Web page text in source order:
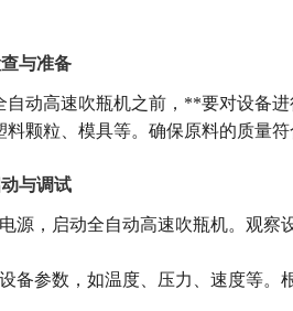
与准备
自动高速吹瓶机之前，**要对设备
料颗粒、模具等。确保原料的质量
与调试
源，启动全自动高速吹瓶机。观察
备参数，如温度、压力、速度等。